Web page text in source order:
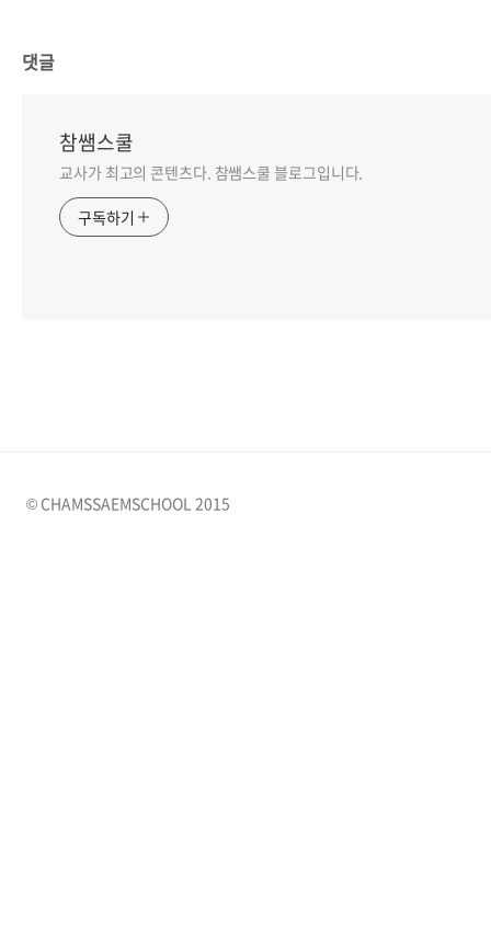
댓글
참쌤스쿨
교사가 최고의 콘텐츠다. 참쌤스쿨 블로그입니다.
구독하기
© CHAMSSAEMSCHOOL 2015